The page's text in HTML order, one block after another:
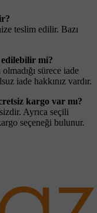
teslim edilir. Bazı
mi?
sürece iade
iade hakkınız vardır.
kargo var mı?
Ayrıca seçili
seçeneği bulunur.